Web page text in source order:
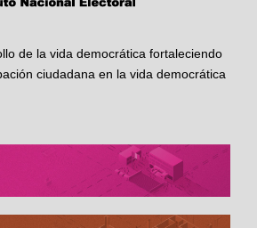
de la vida democrática fortaleciendo
ciudadana en la vida democrática